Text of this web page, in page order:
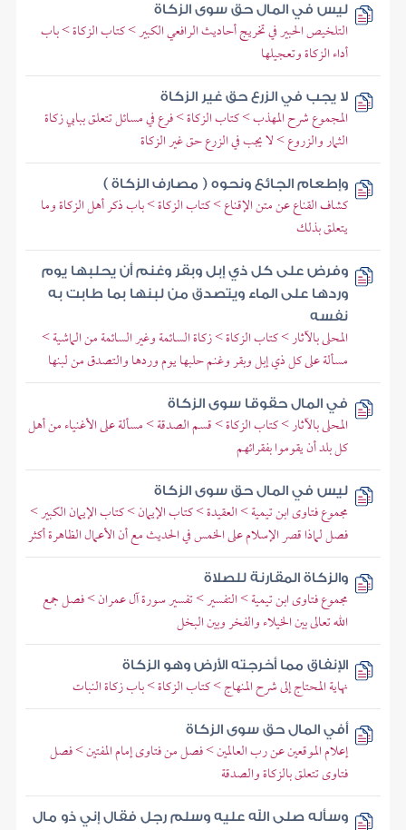
ليس في المال حق سوى الزكاة
التلخيص الحبير في تخريج أحاديث الرافعي الكبير > كتاب الزكاة > باب
أداء الزكاة وتعجيلها
لا يجب في الزرع حق غير الزكاة
المجموع شرح المهذب > كتاب الزكاة > فرع في مسائل تتعلق ببابي زكاة
الثمار والزروع > لا يجب في الزرع حق غير الزكاة
وإطعام الجائع ونحوه ( مصارف الزكاة )
كشاف القناع عن متن الإقناع > كتاب الزكاة > باب ذكر أهل الزكاة وما
يتعلق بذلك
وفرض على كل ذي إبل وبقر وغنم أن يحلبها يوم
وردها على الماء ويتصدق من لبنها بما طابت به
نفسه
المحلى بالآثار > كتاب الزكاة > زكاة السائمة وغير السائمة من الماشية >
مسألة على كل ذي إبل وبقر وغنم حلبها يوم وردها والتصدق من لبنها
في المال حقوقا سوى الزكاة
المحلى بالآثار > كتاب الزكاة > قسم الصدقة > مسألة على الأغنياء من أهل
كل بلد أن يقوموا بفقرائهم
ليس في المال حق سوى الزكاة
مجموع فتاوى ابن تيمية > العقيدة > كتاب الإيمان > كتاب الإيمان الكبير >
فصل لماذا قصر الإسلام على الخمس في الحديث مع أن الأعمال الظاهرة أكثر
والزكاة المقارنة للصلاة
مجموع فتاوى ابن تيمية > التفسير > تفسير سورة آل عمران > فصل جمع
الله تعالى بين الخيلاء والفخر وبين البخل
الإنفاق مما أخرجته الأرض وهو الزكاة
نهاية المحتاج إلى شرح المنهاج > كتاب الزكاة > باب زكاة النبات
أفي المال حق سوى الزكاة
إعلام الموقعين عن رب العالمين > فصل من فتاوى إمام المفتين > فصل
فتاوى تتعلق بالزكاة والصدقة
وسأله صلى الله عليه وسلم رجل فقال إني ذو مال